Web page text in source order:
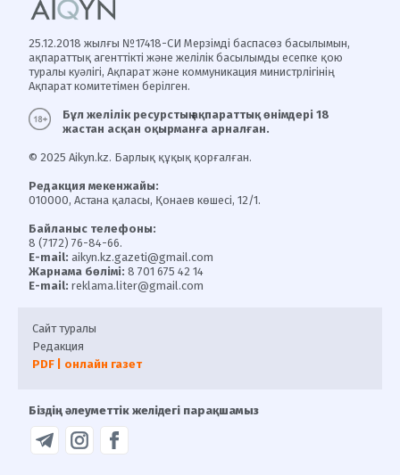
25.12.2018 жылғы №17418-СИ Мерзімді баспасөз басылымын,
ақпараттық агенттікті және желілік басылымды есепке қою
туралы куәлігі, Ақпарат және коммуникация министрлігінің
Ақпарат комитетімен берілген.
Бұл желілік ресурстың ақпараттық өнімдері 18
жастан асқан оқырманға арналған.
© 2025 Aikyn.kz. Барлық құқық қорғалған.
Редакция мекенжайы:
010000, Астана қаласы, Қонаев көшесі, 12/1.
Байланыс телефоны:
8 (7172) 76-84-66.
E-mail: aikyn.kz.gazeti@gmail.com
Жарнама бөлімі: 8 701 675 42 14
E-mail: reklama.liter@gmail.com
Сайт туралы
Редакция
PDF | онлайн газет
Біздің әлеуметтік желідегі парақшамыз